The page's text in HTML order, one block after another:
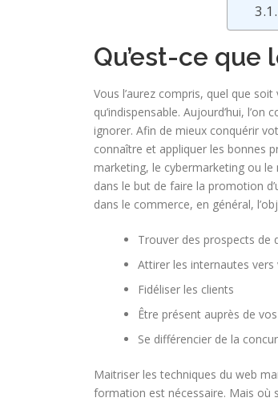
Qu’est-ce que
Vous l’aurez compris, quel que
qu’indispensable. Aujourd’hui,
ignorer. Afin de mieux conquérir
connaître et appliquer les bonnes
marketing, le cybermarketing ou le
dans le but de faire la promotion
dans le commerce, en général,
Trouver des prospects de
Attirer les internautes
Fidéliser les clients
Être présent auprès de
Se différencier de la
Maitriser les techniques du web
formation est nécessaire. Mais où